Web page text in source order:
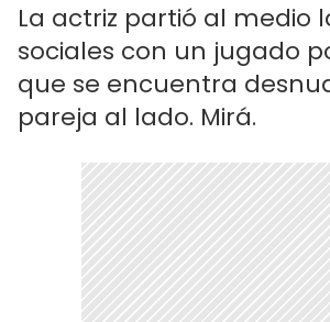
La actriz partió al medio
sociales con un jugado
que se encuentra
pareja al lado. Mirá.